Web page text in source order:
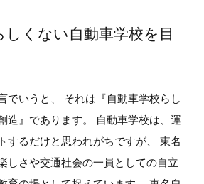
しくない自動車学校を目
でいうと、 それは『自動車学校らし
造』であります。 自動車学校は、運
するだけと思われがちですが、 東名
しさや交通社会の一員としての自立